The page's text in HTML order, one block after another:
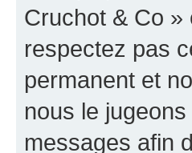
Cruchot & Co »
respectez pas
permanent et
nous le
messages afin